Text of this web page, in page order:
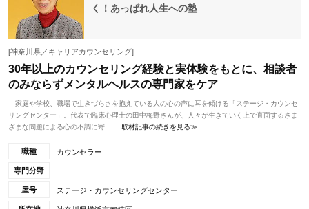
く！あっぱれ人生への塾
[神奈川県／キャリアカウンセリング]
30年以上のカウンセリング経験と実体験をもとに、相談者
のみならずメンタルヘルスの専門家をケア
家庭や学校、職場で生きづらさを抱えている人の心の声に耳を傾ける「ステージ・カウンセ
リングセンター」。代表で臨床心理士の田中梅野さんが、人々が生きていく上で直面するさま
ざまな問題による心の不調に寄...
取材記事の続きを見る≫
職種 カウンセラー
専門分野
屋号 ステージ・カウンセリングセンター